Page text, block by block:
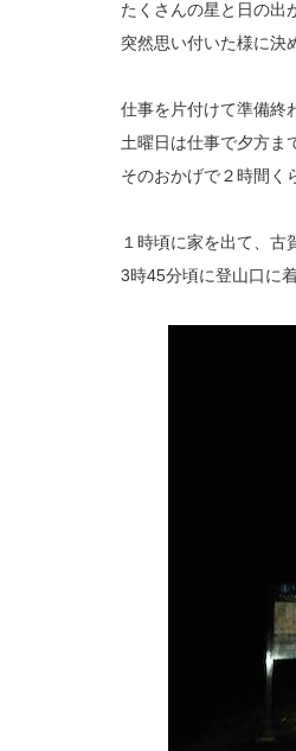
たくさんの星と日の出
突然思い付いた様に決
仕事を片付けて準備終
土曜日は仕事で夕方ま
そのおかげで２時間く
１時頃に家を出て、古
3時45分頃に登山口に